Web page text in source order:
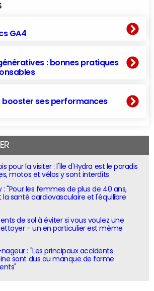
GA4
: bonnes pratiques
booster ses performances
pour la visiter : l'île d'Hydra est le paradis
motos et vélos y sont interdits
: "Pour les femmes de plus de 40 ans,
santé cardiovasculaire et l'équilibre
de sol à éviter si vous voulez une
- un en particulier est même
: "Les principaux accidents
sont dus au manque de forme